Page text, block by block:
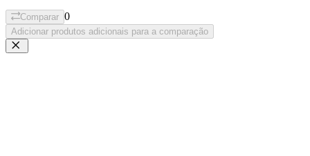
Comparar 0
Adicionar produtos adicionais para a comparação